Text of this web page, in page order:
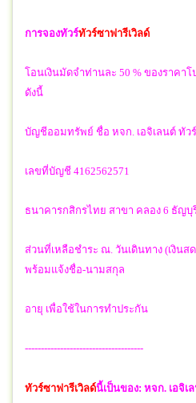
การจองทัวร์ทัวร์ซาฟารีเวิลด์
โอนเงินมัดจำท่านละ 50 % ของราคา
ดังนี้
บัญชีออมทรัพย์ ชื่อ หจก. เอจิเลนต์ ทัวร์
เลขที่บัญชี 4162562571
ธนาคารกสิกรไทย สาขา คลอง 6 ธัญบุ
ส่วนที่เหลือชำระ ณ. วันเดินทาง (เงิน
พร้อมแจ้งชื่อ-นามสกุล
อายุ เพื่อใช้ในการทำประกัน
-------------------------------------
ทัวร์ซาฟารีเวิลด์นี้เป็นของ: หจก. เอจิเ